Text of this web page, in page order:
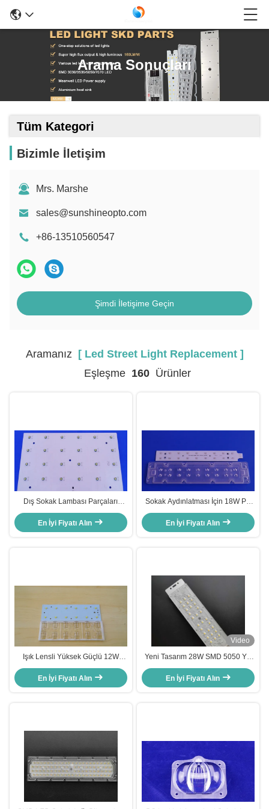
Arama Sonuçları
Tüm Kategori
Bizimle İletişim
Mrs. Marshe
sales@sunshineopto.com
+86-13510560547
Şimdi İletişime Geçin
Aramanız [ Led Street Light Replacement ]
Eşleşme 160 Ürünler
Dış Sokak Lambası Parçaları
Güçlendirme İçin 30W Led Sokak
Lambası Değiştirme
En İyi Fiyatı Alın
Sokak Aydınlatması İçin 18W PC
Lens LED Sokak Işık Bileşenleri
En İyi Fiyatı Alın
Işık Lensli Yüksek Güçlü 12W
SMD 3535 Led Sokak Işık, PCB
Modülü
En İyi Fiyatı Alın
Video
Yeni Tasarım 28W SMD 5050 Yol
Lambası İçin Led Sokak Işık
Bileşenleri
En İyi Fiyatı Alın